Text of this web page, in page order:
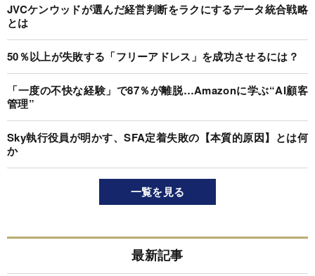
JVCケンウッドが選んだ経営判断をラクにするデータ統合戦略
とは
50％以上が失敗する「フリーアドレス」を成功させるには？
「一度の不快な経験」で87％が離脱…Amazonに学ぶ“AI顧客
管理”
Sky執行役員が明かす、SFA定着失敗の【本質的原因】とは何
か
一覧を見る
最新記事